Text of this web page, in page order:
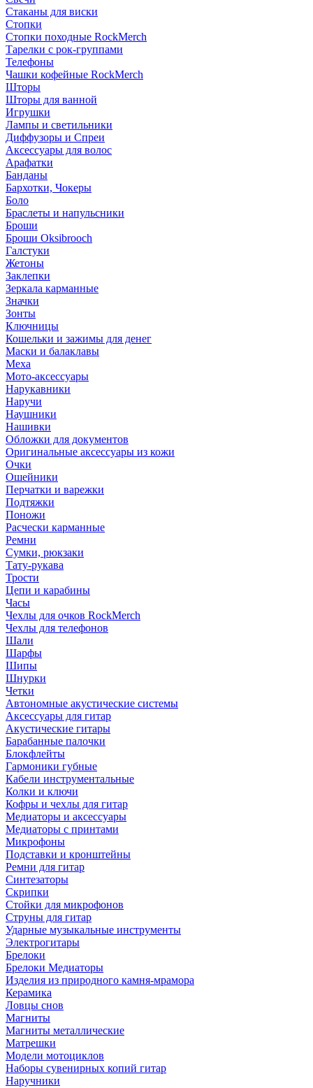
Стаканы для виски
Стопки
Стопки походные RockMerch
Тарелки с рок-группами
Телефоны
Чашки кофейные RockMerch
Шторы
Шторы для ванной
Игрушки
Лампы и светильники
Диффузоры и Спреи
Аксессуары для волос
Арафатки
Банданы
Бархотки, Чокеры
Боло
Браслеты и напульсники
Броши
Броши Oksibrooch
Галстуки
Жетоны
Заклепки
Зеркала карманные
Значки
Зонты
Ключницы
Кошельки и зажимы для денег
Маски и балаклавы
Меха
Мото-аксессуары
Нарукавники
Наручи
Наушники
Нашивки
Обложки для документов
Оригинальные аксессуары из кожи
Очки
Ошейники
Перчатки и варежки
Подтяжки
Поножи
Расчески карманные
Ремни
Сумки, рюкзаки
Тату-рукава
Трости
Цепи и карабины
Часы
Чехлы для очков RockMerch
Чехлы для телефонов
Шали
Шарфы
Шипы
Шнурки
Четки
Автономные акустические системы
Аксессуары для гитар
Акустические гитары
Барабанные палочки
Блокфлейты
Гармоники губные
Кабели инструментальные
Колки и ключи
Кофры и чехлы для гитар
Медиаторы и аксессуары
Медиаторы с принтами
Микрофоны
Подставки и кронштейны
Ремни для гитар
Синтезаторы
Скрипки
Стойки для микрофонов
Струны для гитар
Ударные музыкальные инструменты
Электрогитары
Брелоки
Брелоки Медиаторы
Изделия из природного камня-мрамора
Керамика
Ловцы снов
Магниты
Магниты металлические
Матрешки
Модели мотоциклов
Наборы сувенирных копий гитар
Наручники